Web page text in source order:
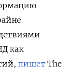
как
пишет The